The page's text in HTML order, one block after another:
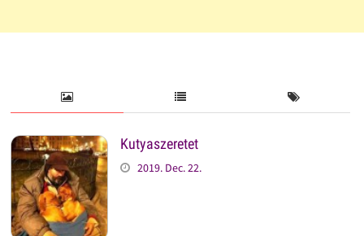
Kutyaszeretet
2019. Dec. 22.